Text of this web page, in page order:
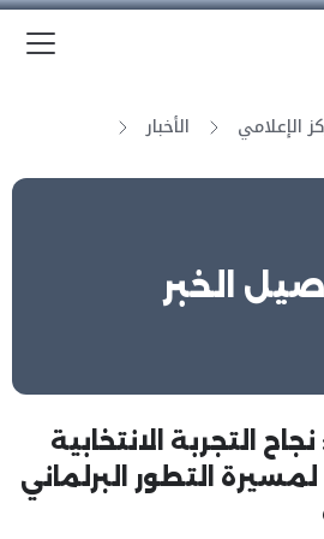
الإعلامي الأخبار
الخبر
التجربة الانتخابية
التطور البرلماني